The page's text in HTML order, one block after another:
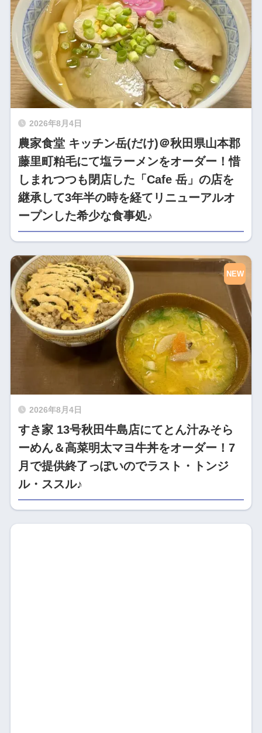
2026年8月4日
農家食堂 キッチン岳(だけ)＠秋田県山本郡
藤里町粕毛にて塩ラーメンをオーダー！惜
しまれつつも閉店した「Cafe 岳」の店を
継承して3年半の時を経てリニューアルオ
ープンした希少な食事処♪
2026年8月4日
すき家 13号秋田牛島店にてとん汁みそら
ーめん＆高菜明太マヨ牛丼をオーダー！7
月で提供終了っぽいのでラスト・トンジ
ル・ススル♪
NEW